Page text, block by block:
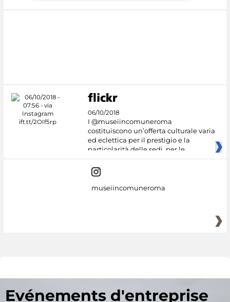
06/10/2018
I @museiincomuneroma
costituiscono un’offerta culturale varia
ed eclettica per il prestigio e la
particolarità delle sedi, per le
museiincomuneroma
Evénements d'entreprise